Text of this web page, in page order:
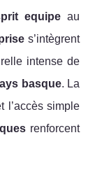
equipeau
s’intègrent
intense de
basque. La
l’accès simple
renforcent